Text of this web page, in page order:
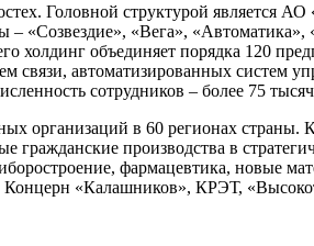
Головной структурой является
– «Созвездие», «Вега»,
холдинг объединяет порядка 120
связи, автоматизированных систем
сотрудников – более 75
организаций в 60 регионах страны.
гражданские производства в
фармацевтика, новые
«Калашников», КРЭТ,